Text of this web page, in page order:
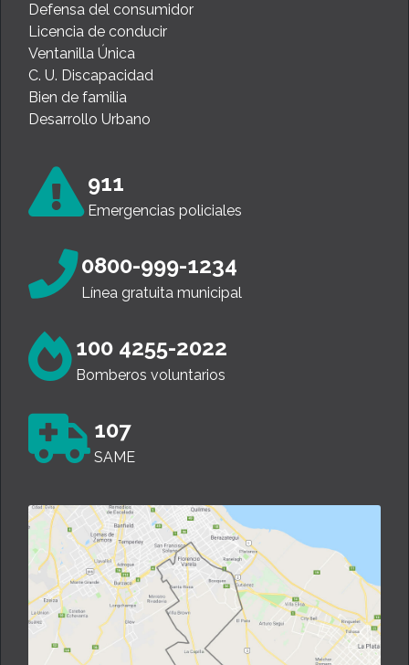
Defensa del consumidor
Licencia de conducir
Ventanilla Única
C. U. Discapacidad
Bien de familia
Desarrollo Urbano
911
Emergencias policiales
0800-999-1234
Línea gratuita municipal
100 4255-2022
Bomberos voluntarios
107
SAME